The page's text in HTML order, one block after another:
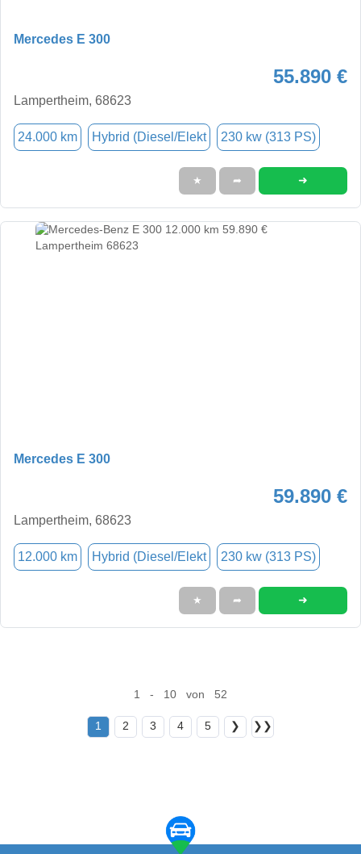
Mercedes E 300
55.890 €
Lampertheim, 68623
24.000 km Hybrid (Diesel/Elekt 230 kw (313 PS)
★ ➦ ➜
Mercedes E 300
59.890 €
Lampertheim, 68623
12.000 km Hybrid (Diesel/Elekt 230 kw (313 PS)
★ ➦ ➜
1 - 10 von 52
1 2 3 4 5 ❯ ❯❯